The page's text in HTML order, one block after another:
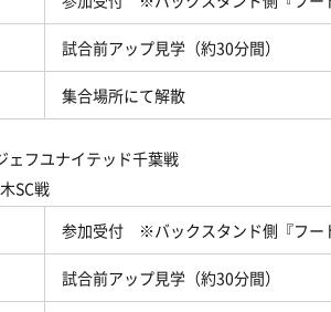
試合前アップ見学（約30分間）
集合場所にて解散
ェフユナイテッド千葉戦
SC戦
参加受付 ※バックスタンド側『フ
試合前アップ見学（約30分間）